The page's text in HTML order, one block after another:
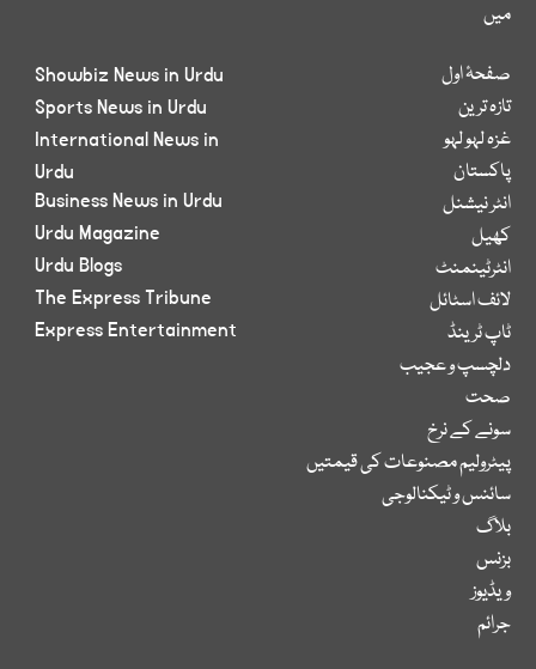
میں
صفحۂ اول
تازہ ترین
غزہ لہو لہو
پاکستان
انٹر نیشنل
کھیل
انٹرٹینمنٹ
لائف اسٹائل
ٹاپ ٹرینڈ
دلچسپ و عجیب
صحت
سونے کے نرخ
پیٹرولیم مصنوعات کی قیمتیں
سائنس و ٹیکنالوجی
بلاگ
بزنس
ویڈیوز
جرائم
Showbiz News in Urdu
Sports News in Urdu
International News in
Urdu
Business News in Urdu
Urdu Magazine
Urdu Blogs
The Express Tribune
Express Entertainment